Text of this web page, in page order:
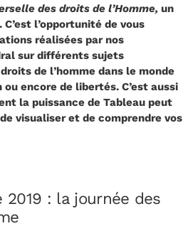
des droits de l’Homme, un
l’opportunité de vous
réalisées par nos
sur différents sujets
de l’homme dans le monde
ou encore de libertés. C’est aussi
la puissance de Tableau peut
visualiser et de comprendre vos
2019 : la journée des